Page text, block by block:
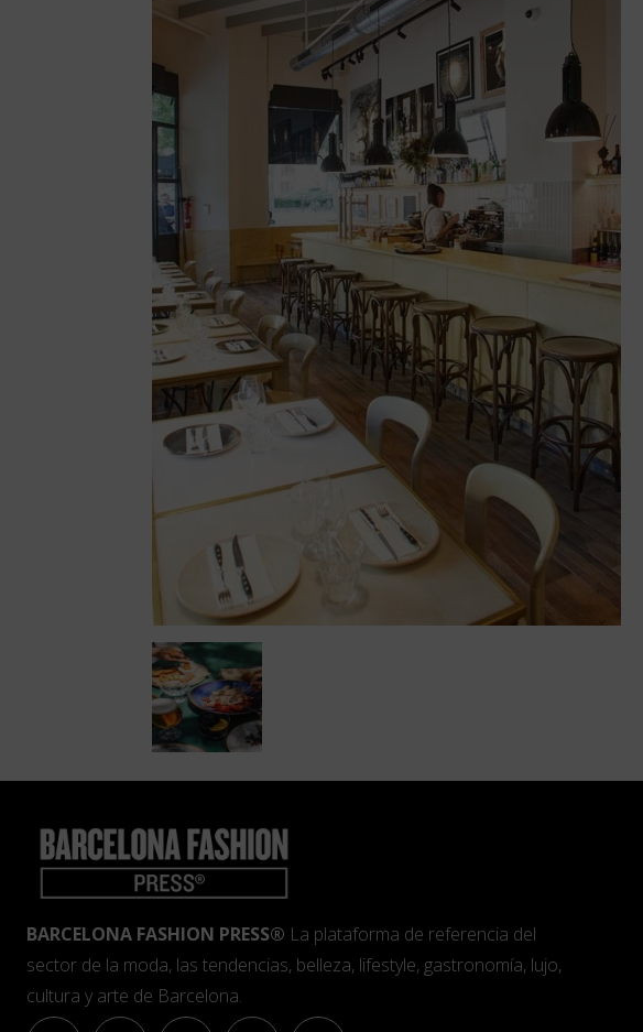
BARCELONA FASHION PRESS® La plataforma de referencia del
sector de la moda, las tendencias, belleza, lifestyle, gastronomía, lujo,
cultura y arte de Barcelona.